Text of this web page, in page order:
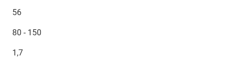
56
80 - 150
1,7